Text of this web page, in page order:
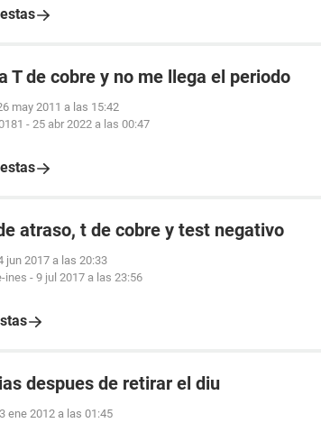
T de cobre y no me llega el periodo
may 2011 a las 15:42
- 25 abr 2022 a las 00:47
atraso, t de cobre y test negativo
jun 2017 a las 20:33
ines - 9 jul 2017 a las 23:56
despues de retirar el diu
ene 2012 a las 01:45